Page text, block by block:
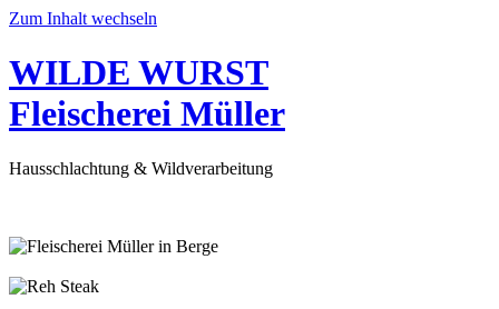
Zum Inhalt wechseln
WILDE WURST
Fleischerei Müller
Hausschlachtung & Wildverarbeitung